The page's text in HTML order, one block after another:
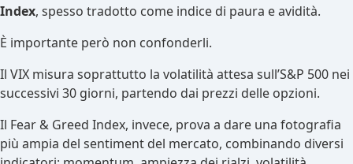
Index, spesso tradotto come indice di paura e avidità.
È importante però non confonderli.
Il VIX misura soprattutto la volatilità attesa sull’S&P 500 nei
successivi 30 giorni, partendo dai prezzi delle opzioni.
Il Fear & Greed Index, invece, prova a dare una fotografia
più ampia del sentiment del mercato, combinando diversi